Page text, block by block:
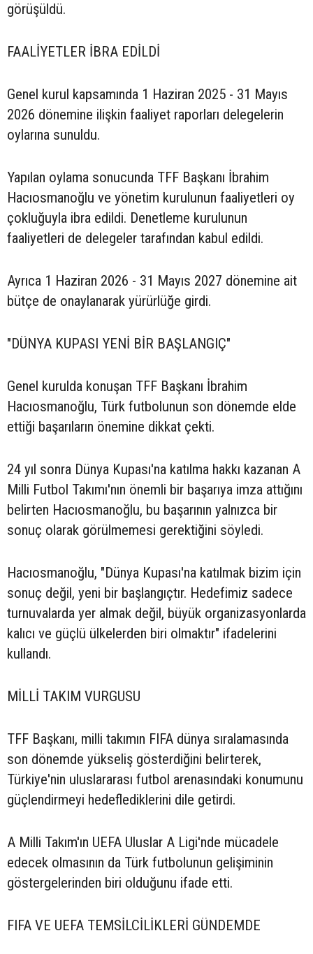
görüşüldü.
FAALİYETLER İBRA EDİLDİ
Genel kurul kapsamında 1 Haziran 2025 - 31 Mayıs
2026 dönemine ilişkin faaliyet raporları delegelerin
oylarına sunuldu.
Yapılan oylama sonucunda TFF Başkanı İbrahim
Hacıosmanoğlu ve yönetim kurulunun faaliyetleri oy
çokluğuyla ibra edildi. Denetleme kurulunun
faaliyetleri de delegeler tarafından kabul edildi.
Ayrıca 1 Haziran 2026 - 31 Mayıs 2027 dönemine ait
bütçe de onaylanarak yürürlüğe girdi.
"DÜNYA KUPASI YENİ BİR BAŞLANGIÇ"
Genel kurulda konuşan TFF Başkanı İbrahim
Hacıosmanoğlu, Türk futbolunun son dönemde elde
ettiği başarıların önemine dikkat çekti.
24 yıl sonra Dünya Kupası'na katılma hakkı kazanan A
Milli Futbol Takımı'nın önemli bir başarıya imza attığını
belirten Hacıosmanoğlu, bu başarının yalnızca bir
sonuç olarak görülmemesi gerektiğini söyledi.
Hacıosmanoğlu, "Dünya Kupası'na katılmak bizim için
sonuç değil, yeni bir başlangıçtır. Hedefimiz sadece
turnuvalarda yer almak değil, büyük organizasyonlarda
kalıcı ve güçlü ülkelerden biri olmaktır" ifadelerini
kullandı.
MİLLİ TAKIM VURGUSU
TFF Başkanı, milli takımın FIFA dünya sıralamasında
son dönemde yükseliş gösterdiğini belirterek,
Türkiye'nin uluslararası futbol arenasındaki konumunu
güçlendirmeyi hedeflediklerini dile getirdi.
A Milli Takım'ın UEFA Uluslar A Ligi'nde mücadele
edecek olmasının da Türk futbolunun gelişiminin
göstergelerinden biri olduğunu ifade etti.
FIFA VE UEFA TEMSİLCİLİKLERİ GÜNDEMDE